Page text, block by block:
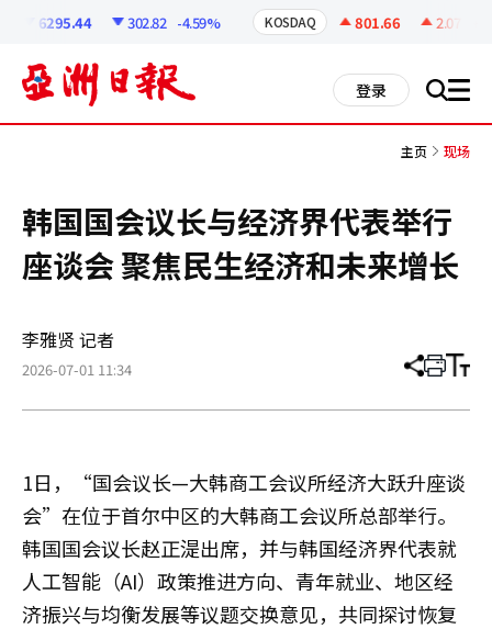
6295.44 302.82 -4.59% KOSDAQ 801.66 2.07
登录 搜 all
主页 现场
韩国国会议长与经济界代表举行
座谈会 聚焦民生经济和未来增长
李雅贤 记者
2026-07-01 11:34 分
章
打 调
小
1日，“国会议长—大韩商工会议所经济大跃升座谈
会”在位于首尔中区的大韩商工会议所总部举行。
韩国国会议长赵正湜出席，并与韩国经济界代表就
人工智能（AI）政策推进方向、青年就业、地区经
济振兴与均衡发展等议题交换意见，共同探讨恢复